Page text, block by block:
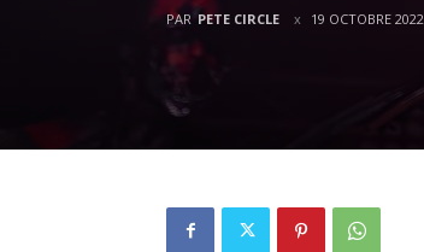
PAR PETE CIRCLE 19 OCTOBRE 2022